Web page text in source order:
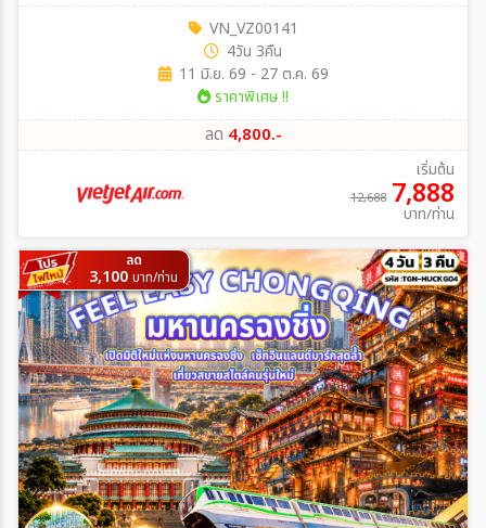
VN_VZ00141
4วัน 3คืน
11 มิ.ย. 69 - 27 ต.ค. 69
ราคาพิเศษ !!
ลด 4,800.-
เริ่มต้น
12,688 7,888
บาท/ท่าน
ลด
3,100 บาท/ท่าน